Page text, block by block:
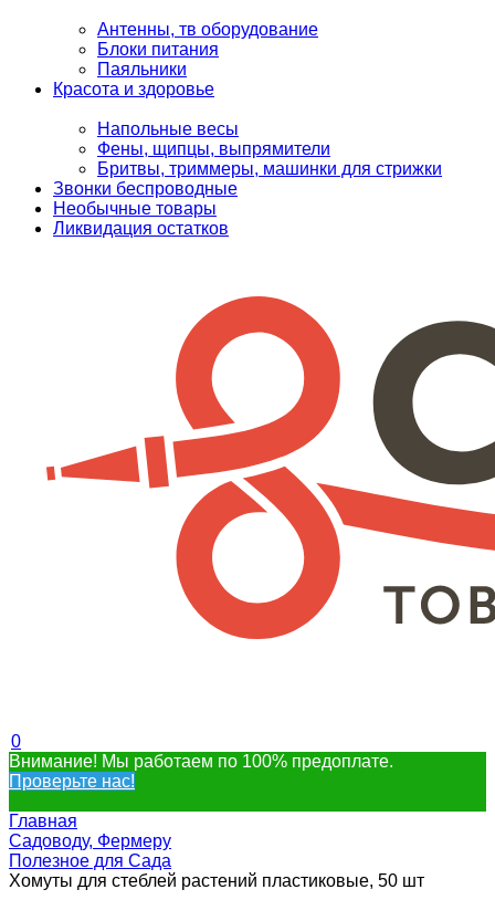
Антенны, тв оборудование
Блоки питания
Паяльники
Красота и здоровье
Напольные весы
Фены, щипцы, выпрямители
Бритвы, триммеры, машинки для стрижки
Звонки беспроводные
Необычные товары
Ликвидация остатков
0
Внимание! Мы работаем по 100% предоплате.
Проверьте нас!
Главная
Садоводу, Фермеру
Полезное для Сада
Хомуты для стеблей растений пластиковые, 50 шт